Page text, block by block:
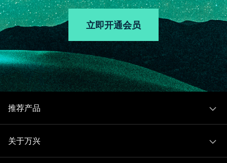
立即开通会员
推荐产品
关于万兴